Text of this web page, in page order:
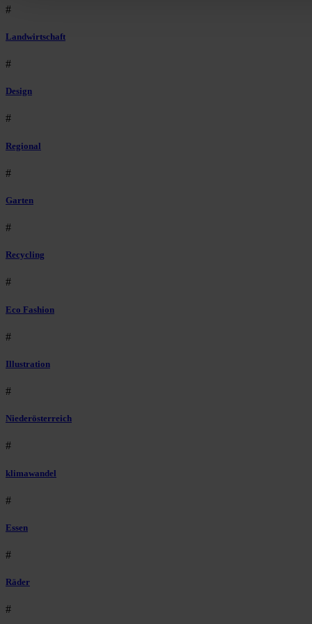
#
Landwirtschaft
#
Design
#
Regional
#
Garten
#
Recycling
#
Eco Fashion
#
Illustration
#
Niederösterreich
#
klimawandel
#
Essen
#
Räder
#